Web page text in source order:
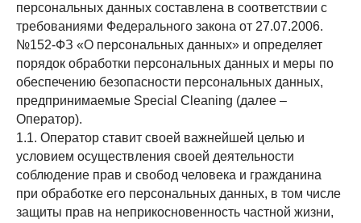
персональных данных составлена в соответствии с
требованиями Федерального закона от 27.07.2006.
№152-ФЗ «О персональных данных» и определяет
порядок обработки персональных данных и меры по
обеспечению безопасности персональных данных,
предпринимаемые Special Cleaning (далее –
Оператор).
1.1. Оператор ставит своей важнейшей целью и
условием осуществления своей деятельности
соблюдение прав и свобод человека и гражданина
при обработке его персональных данных, в том числе
защиты прав на неприкосновенность частной жизни,